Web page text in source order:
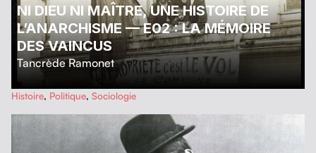
NI DIEU NI MAÎTRE, UNE HISTOIRE DE
L’ANARCHISME — E02 : LA MÉMOIRE
DES VAINCUS
Tancrède Ramonet
…
Histoire, Politique, Sociologie